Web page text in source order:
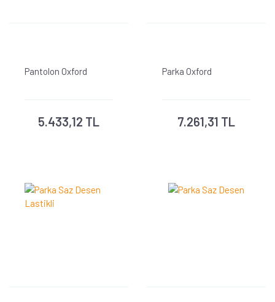
Pantolon Oxford
5.433,12 TL
Parka Oxford
7.261,31 TL